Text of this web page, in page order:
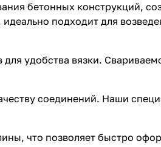
бетонных конструкций,
подходит для
удобства вязки.
соединений. Наши
что позволяет быстро